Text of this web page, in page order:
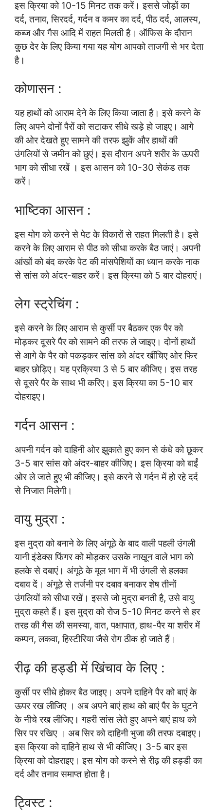
इस क्रिया को 10-15 मिनट तक करें। इससे जोड़ों का
दर्द, तनाव, सिरदर्द, गर्दन व कमर का दर्द, पीठ दर्द, आलस्य,
कब्ज और गैस आदि में राहत मिलती है। ऑफिस के दौरान
कुछ देर के लिए किया गया यह योग आपको ताजगी से भर देता
है।
कोणासन :
यह हाथों को आराम देने के लिए किया जाता है। इसे करने के
लिए अपने दोनों पैरों को सटाकर सीधे खड़े हो जाइए। आगे
की ओर देखते हुए सामने की तरफ झुकें और हाथों की
उंगलियों से जमीन को छुएं। इस दौरान अपने शरीर के ऊपरी
भाग को सीधा रखें । इस आसन को 10-30 सेकंड तक
करें।
भाष्टिका आसन :
इस योग को करने से पेट के विकारों से राहत मिलती है। इसे
करने के लिए आराम से पीठ को सीधा करके बैठ जाएं। अपनी
आंखों को बंद करके पेट की मांसपेशियों का ध्यान करके नाक
से सांस को अंदर-बाहर करें। इस क्रिया को 5 बार दोहराएं।
लेग स्ट्रेचिंग :
इसे करने के लिए आराम से कुर्सी पर बैठकर एक पैर को
मोड़कर दूसरे पैर को सामने की तरफ ले जाइए। दोनों हाथों
से आगे के पैर को पकड़कर सांस को अंदर खींचिए ओर फिर
बाहर छोड़िए। यह प्रक्रिया 3 से 5 बार कीजिए। इस तरह
से दूसरे पैर के साथ भी करिए। इस क्रिया का 5-10 बार
दोहराइए।
गर्दन आसन :
अपनी गर्दन को दाहिनी ओर झुकाते हुए कान से कंधे को छूकर
3-5 बार सांस को अंदर-बाहर कीजिए। इस क्रिया को बाईं
ओर ले जाते हुए भी कीजिए। इसे करने से गर्दन में हो रहे दर्द
से निजात मिलेगी।
वायु मुद्रा :
इस मुद्रा को बनाने के लिए अंगूठे के बाद वाली पहली उंगली
यानी इंडेक्स फिंगर को मोड़कर उसके नाखून वाले भाग को
हलके से दबाएं। अंगूठे के मूल भाग में भी उंगली से हलका
दबाव दें। अंगूठे से तर्जनी पर दबाव बनाकर शेष तीनों
उंगलियों को सीधा रखें। इससे जो मुद्रा बनती है, उसे वायु
मुद्रा कहते हैं। इस मुद्रा को रोज 5-10 मिनट करने से हर
तरह की गैस की समस्या, वात, पक्षापात, हाथ-पैर या शरीर में
कम्पन, लकवा, हिस्टीरिया जैसे रोग ठीक हो जाते हैं।
रीढ़ की हड्डी में खिंचाव के लिए :
कुर्सी पर सीधे होकर बैठ जाइए। अपने दाहिने पैर को बाएं के
ऊपर रख लीजिए । अब अपने बाएं हाथ को बाएं पैर के घुटने
के नीचे रख लीजिए। गहरी सांस लेते हुए अपने बाएं हाथ को
सिर पर रखिए । अब सिर को दाहिनी भुजा की तरफ दबाइए।
इस क्रिया को दाहिने हाथ से भी कीजिए। 3-5 बार इस
क्रिया को दोहराइए। इस योग को करने से रीढ़ की हड्डी का
दर्द और तनाव समाप्त होता है।
ट्विस्ट :